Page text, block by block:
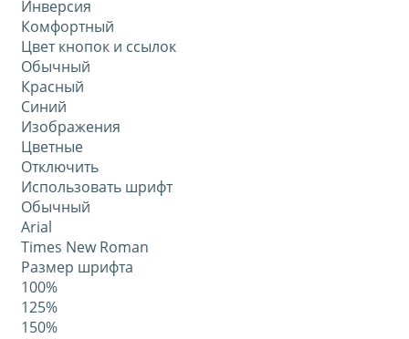
Инверсия
Комфортный
Цвет кнопок и ссылок
Обычный
Красный
Синий
Изображения
Цветные
Отключить
Использовать шрифт
Обычный
Arial
Times New Roman
Размер шрифта
100%
125%
150%